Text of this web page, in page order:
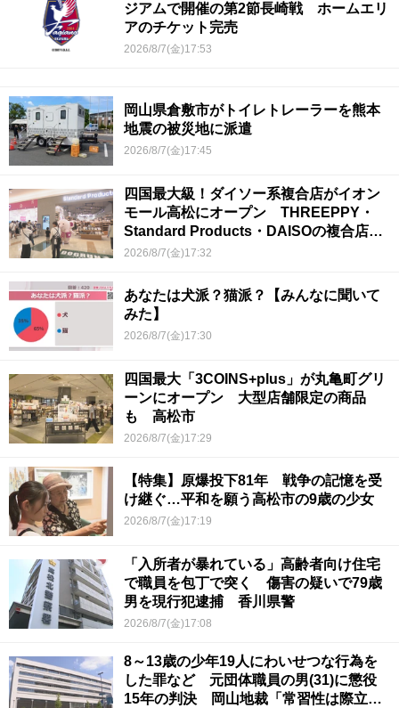
ジアムで開催の第2節長崎戦 ホームエリ
アのチケット完売
2026/8/7(金)17:53
岡山県倉敷市がトイレトレーラーを熊本
地震の被災地に派遣
2026/8/7(金)17:45
四国最大級！ダイソー系複合店がイオン
モール高松にオープン THREEPPY・
Standard Products・DAISOの複合店は
香川県初
2026/8/7(金)17:32
あなたは犬派？猫派？【みんなに聞いて
みた】
2026/8/7(金)17:30
四国最大「3COINS+plus」が丸亀町グリ
ーンにオープン 大型店舗限定の商品
も 高松市
2026/8/7(金)17:29
【特集】原爆投下81年 戦争の記憶を受
け継ぐ…平和を願う高松市の9歳の少女
2026/8/7(金)17:19
「入所者が暴れている」高齢者向け住宅
で職員を包丁で突く 傷害の疑いで79歳
男を現行犯逮捕 香川県警
2026/8/7(金)17:08
8～13歳の少年19人にわいせつな行為を
した罪など 元団体職員の男(31)に懲役
15年の判決 岡山地裁「常習性は際立っ